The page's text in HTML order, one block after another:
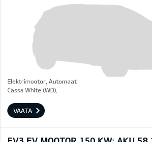
Elektrimootor, Automaat
Cassa White (WD),
VAATA